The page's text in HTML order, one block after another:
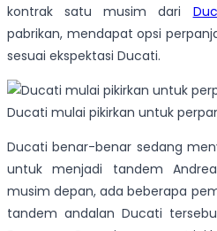
kontrak satu musim dari
pabrikan, mendapat opsi
sesuai ekspektasi Ducati.
Ducati mulai pikirkan untuk
Ducati benar-benar sedang
untuk menjadi tandem
musim depan, ada beberapa
tandem andalan Ducati